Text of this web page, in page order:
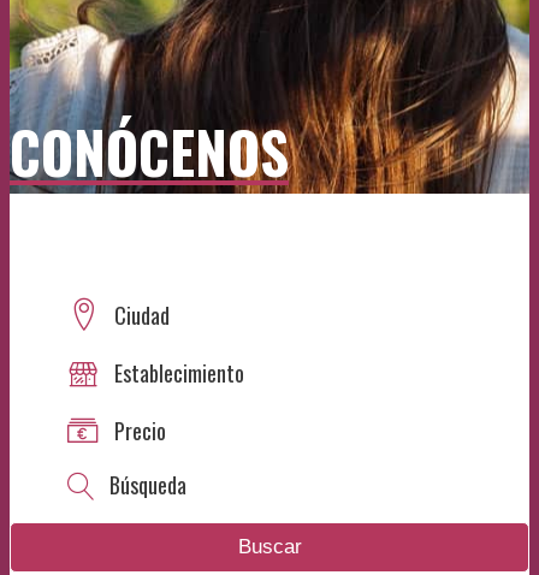
CONÓCENOS
Ciudad
Establecimiento
Precio
Búsqueda
Buscar